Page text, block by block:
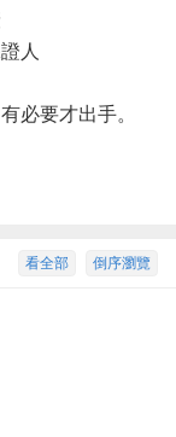
人
必要才出手。
倒序瀏覽
看全部